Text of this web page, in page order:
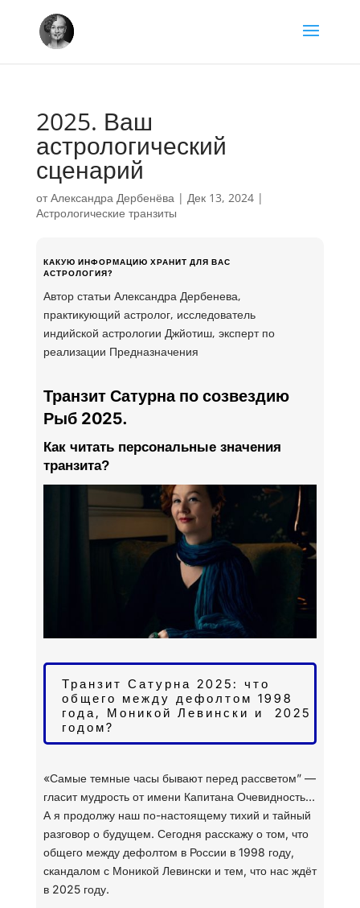
2025. Ваш
астрологический
сценарий
отАлександра Дербенёва| Дек 13, 2024|
Астрологические транзиты
КАКУЮ ИНФОРМАЦИЮ ХРАНИТ ДЛЯ ВАС
АСТРОЛОГИЯ?
Автор статьи Александра Дербенева,
практикующий астролог, исследователь
индийской астрологии Джйотиш, эксперт по
реализации Предназначения
Транзит Сатурна по созвездию
Рыб 2025.
Как читать персональные значения
транзита?
Транзит Сатурна 2025: что
общего между дефолтом 1998
года, Моникой Левински и 2025
годом?
«Самые темные часы бывают перед рассветом” —
гласит мудрость от имени Капитана Очевидность…
А я продолжу наш по-настоящему тихий и тайный
разговор о будущем. Сегодня расскажу о том, что
общего между дефолтом в России в 1998 году,
скандалом с Моникой Левински и тем, что нас ждёт
в 2025 году.